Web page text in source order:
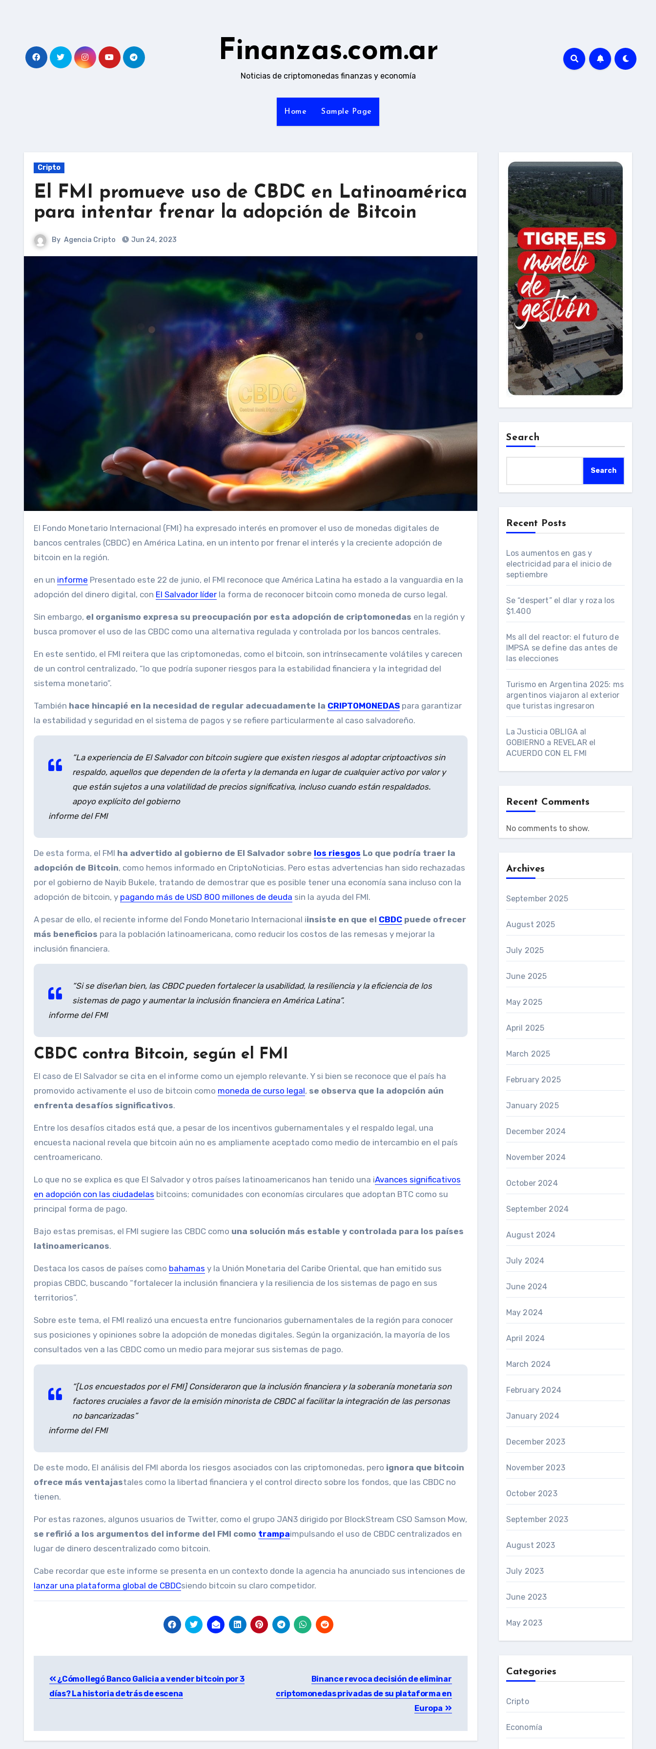
Finanzas.com.ar
Noticias de criptomonedas finanzas y economía
Home Sample Page
Cripto
El FMI promueve uso de CBDC en Latinoamérica
para intentar frenar la adopción de Bitcoin
By Agencia Cripto Jun 24, 2023
El Fondo Monetario Internacional (FMI) ha expresado interés en promover el uso de monedas digitales de
bancos centrales (CBDC) en América Latina, en un intento por frenar el interés y la creciente adopción de
bitcoin en la región.
en un informe Presentado este 22 de junio, el FMI reconoce que América Latina ha estado a la vanguardia en la
adopción del dinero digital, con El Salvador líder la forma de reconocer bitcoin como moneda de curso legal.
Sin embargo, el organismo expresa su preocupación por esta adopción de criptomonedas en la región y
busca promover el uso de las CBDC como una alternativa regulada y controlada por los bancos centrales.
En este sentido, el FMI reitera que las criptomonedas, como el bitcoin, son intrínsecamente volátiles y carecen
de un control centralizado, “lo que podría suponer riesgos para la estabilidad financiera y la integridad del
sistema monetario”.
También hace hincapié en la necesidad de regular adecuadamente la CRIPTOMONEDAS para garantizar
la estabilidad y seguridad en el sistema de pagos y se refiere particularmente al caso salvadoreño.
“La experiencia de El Salvador con bitcoin sugiere que existen riesgos al adoptar criptoactivos sin
respaldo, aquellos que dependen de la oferta y la demanda en lugar de cualquier activo por valor y
que están sujetos a una volatilidad de precios significativa, incluso cuando están respaldados.
apoyo explícito del gobierno
informe del FMI
De esta forma, el FMI ha advertido al gobierno de El Salvador sobre los riesgos Lo que podría traer la
adopción de Bitcoin, como hemos informado en CriptoNoticias. Pero estas advertencias han sido rechazadas
por el gobierno de Nayib Bukele, tratando de demostrar que es posible tener una economía sana incluso con la
adopción de bitcoin, y pagando más de USD 800 millones de deuda sin la ayuda del FMI.
A pesar de ello, el reciente informe del Fondo Monetario Internacional iinsiste en que el CBDC puede ofrecer
más beneficios para la población latinoamericana, como reducir los costos de las remesas y mejorar la
inclusión financiera.
“Si se diseñan bien, las CBDC pueden fortalecer la usabilidad, la resiliencia y la eficiencia de los
sistemas de pago y aumentar la inclusión financiera en América Latina”.
informe del FMI
CBDC contra Bitcoin, según el FMI
El caso de El Salvador se cita en el informe como un ejemplo relevante. Y si bien se reconoce que el país ha
promovido activamente el uso de bitcoin como moneda de curso legal, se observa que la adopción aún
enfrenta desafíos significativos.
Entre los desafíos citados está que, a pesar de los incentivos gubernamentales y el respaldo legal, una
encuesta nacional revela que bitcoin aún no es ampliamente aceptado como medio de intercambio en el país
centroamericano.
Lo que no se explica es que El Salvador y otros países latinoamericanos han tenido una iAvances significativos
en adopción con las ciudadelas bitcoins; comunidades con economías circulares que adoptan BTC como su
principal forma de pago.
Bajo estas premisas, el FMI sugiere las CBDC como una solución más estable y controlada para los países
latinoamericanos.
Destaca los casos de países como bahamas y la Unión Monetaria del Caribe Oriental, que han emitido sus
propias CBDC, buscando “fortalecer la inclusión financiera y la resiliencia de los sistemas de pago en sus
territorios”.
Sobre este tema, el FMI realizó una encuesta entre funcionarios gubernamentales de la región para conocer
sus posiciones y opiniones sobre la adopción de monedas digitales. Según la organización, la mayoría de los
consultados ven a las CBDC como un medio para mejorar sus sistemas de pago.
“[Los encuestados por el FMI] Consideraron que la inclusión financiera y la soberanía monetaria son
factores cruciales a favor de la emisión minorista de CBDC al facilitar la integración de las personas
no bancarizadas”
informe del FMI
De este modo, El análisis del FMI aborda los riesgos asociados con las criptomonedas, pero ignora que bitcoin
ofrece más ventajastales como la libertad financiera y el control directo sobre los fondos, que las CBDC no
tienen.
Por estas razones, algunos usuarios de Twitter, como el grupo JAN3 dirigido por BlockStream CSO Samson Mow,
se refirió a los argumentos del informe del FMI como trampaimpulsando el uso de CBDC centralizados en
lugar de dinero descentralizado como bitcoin.
Cabe recordar que este informe se presenta en un contexto donde la agencia ha anunciado sus intenciones de
lanzar una plataforma global de CBDCsiendo bitcoin su claro competidor.
navigation
¿Cómo llegó Banco Galicia a vender bitcoin por 3
días? La historia detrás de escena
Binance revoca decisión de eliminar
criptomonedas privadas de su plataforma en
Europa
Search
Search
Recent Posts
Los aumentos en gas y
electricidad para el inicio de
septiembre
Se “despert” el dlar y roza los
$1.400
Ms all del reactor: el futuro de
IMPSA se define das antes de
las elecciones
Turismo en Argentina 2025: ms
argentinos viajaron al exterior
que turistas ingresaron
La Justicia OBLIGA al
GOBIERNO a REVELAR el
ACUERDO CON EL FMI
Recent Comments
No comments to show.
Archives
September 2025
August 2025
July 2025
June 2025
May 2025
April 2025
March 2025
February 2025
January 2025
December 2024
November 2024
October 2024
September 2024
August 2024
July 2024
June 2024
May 2024
April 2024
March 2024
February 2024
January 2024
December 2023
November 2023
October 2023
September 2023
August 2023
July 2023
June 2023
May 2023
Categories
Cripto
Economía